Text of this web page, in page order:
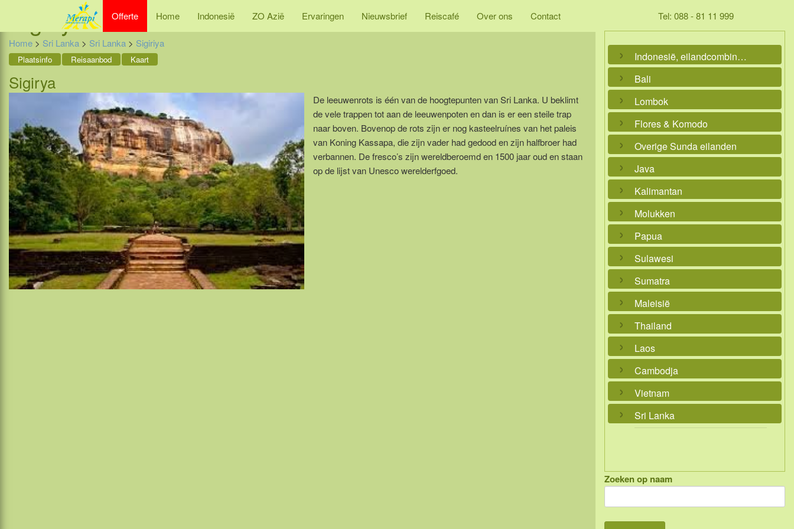
Offerte Home Indonesië ZO Azië Ervaringen Nieuwsbrief Reiscafé Over ons Contact Tel: 088 - 81 11 999
Sigiriya
Home > Sri Lanka > Sri Lanka > Sigiriya
Plaatsinfo Reisaanbod Kaart
Sigirya
De leeuwenrots is één van de hoogtepunten van Sri Lanka. U beklimt
de vele trappen tot aan de leeuwenpoten en dan is er een steile trap
naar boven. Bovenop de rots zijn er nog kasteelruínes van het paleis
van Koning Kassapa, die zijn vader had gedood en zijn halfbroer had
verbannen. De fresco’s zijn wereldberoemd en 1500 jaar oud en staan
op de lijst van Unesco werelderfgoed.
Indonesië, eilandcombinaties
Bali
Lombok
Flores & Komodo
Overige Sunda eilanden
Java
Kalimantan
Molukken
Papua
Sulawesi
Sumatra
Maleisië
Thailand
Laos
Cambodja
Vietnam
Sri Lanka
Zoeken op naam